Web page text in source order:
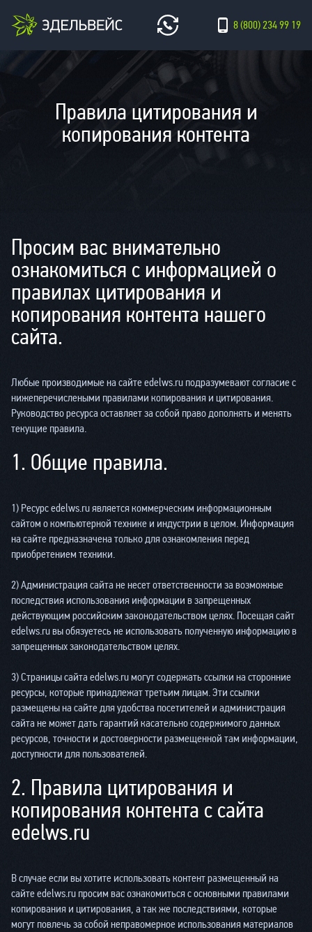
8 (800) 234 99 19
Правила цитирования и
копирования контента
Просим вас внимательно
ознакомиться с информацией о
правилах цитирования и
копирования контента нашего
сайта.
Любые производимые на сайте edelws.ru подразумевают согласие с
нижеперечислеными правилами копирования и цитирования.
Руководство ресурса оставляет за собой право дополнять и менять
текущие правила.
1. Общие правила.
1) Ресурс edelws.ru является коммерческим информационным
сайтом о компьютерной технике и индустрии в целом. Информация
на сайте предназначена только для ознакомления перед
приобретением техники.
2) Администрация сайта не несет ответственности за возможные
последствия использования информации в запрещенных
действующим российским законодательством целях. Посещая сайт
edelws.ru вы обязуетесь не использовать полученную информацию в
запрещенных законодательством целях.
3) Страницы сайта edelws.ru могут содержать ссылки на сторонние
ресурсы, которые принадлежат третьим лицам. Эти ссылки
размещены на сайте для удобства посетителей и администрация
сайта не может дать гарантий касательно содержимого данных
ресурсов, точности и достоверности размещенной там информации,
доступности для пользователей.
2. Правила цитирования и
копирования контента с сайта
edelws.ru
В случае если вы хотите использовать контент размещенный на
сайте edelws.ru просим вас ознакомиться с основными правилами
копирования и цитирования, а так же последствиями, которые
могут повлечь за собой неправомерное использования материалов